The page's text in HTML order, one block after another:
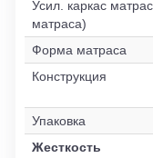
Усил. каркас
матраса)
Форма матраса
Конструкция
Упаковка
Жесткость